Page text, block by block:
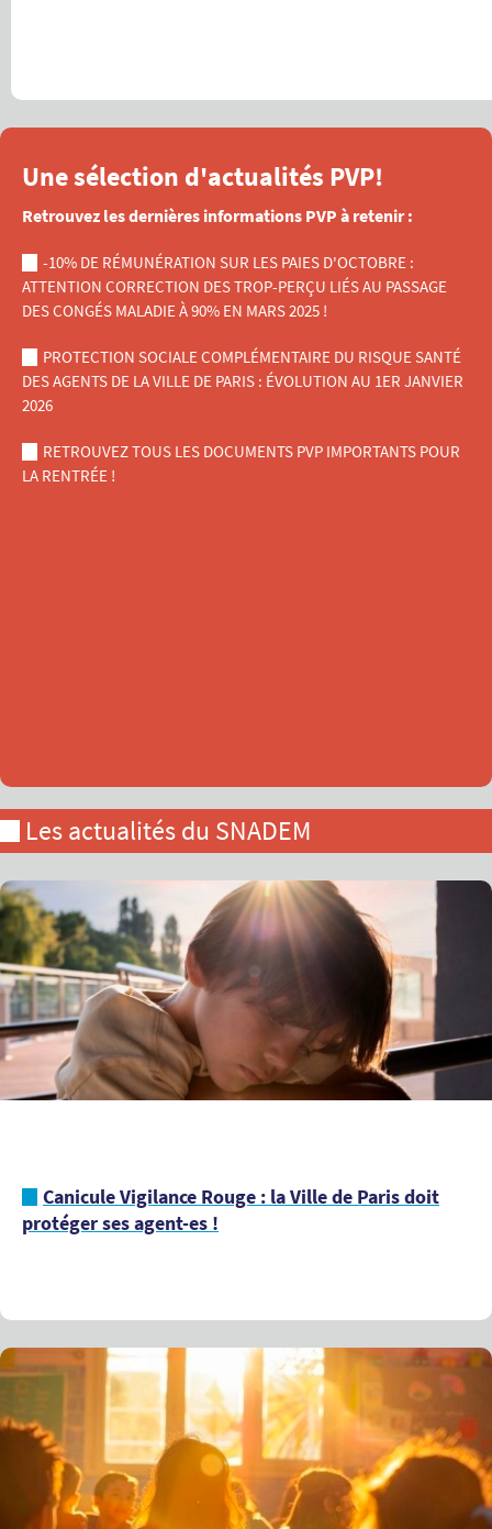
Une sélection d'actualités PVP!
Retrouvez les dernières informations PVP à retenir :
-10% DE RÉMUNÉRATION SUR LES PAIES D'OCTOBRE :
ATTENTION CORRECTION DES TROP-PERÇU LIÉS AU PASSAGE
DES CONGÉS MALADIE À 90% EN MARS 2025 !
PROTECTION SOCIALE COMPLÉMENTAIRE DU RISQUE SANTÉ
DES AGENTS DE LA VILLE DE PARIS : ÉVOLUTION AU 1ER JANVIER
2026
RETROUVEZ TOUS LES DOCUMENTS PVP IMPORTANTS POUR
LA RENTRÉE !
Les actualités du SNADEM
Canicule Vigilance Rouge : la Ville de Paris doit
protéger ses agent-es !